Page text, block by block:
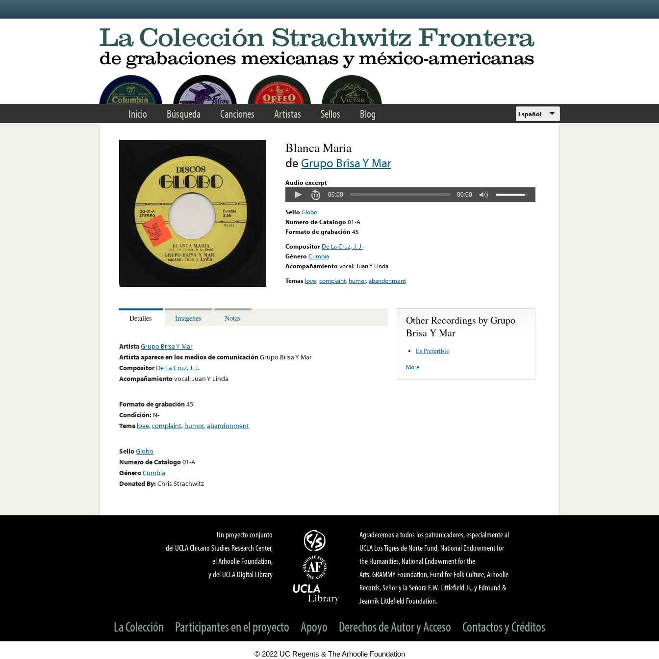
Inicio Búsqueda Canciones Artistas Sellos Blog Español
Blanca Maria
de Grupo Brisa Y Mar
Audio excerpt
00:00 00:00
Sello Globo
Numero de Catalogo 01-A
Formato de grabación 45
Compositor De La Cruz, J. J.
Género Cumbia
Acompañamiento vocal: Juan Y Linda
Temas love,complaint, humor,abandonment
Detalles Imagenes Notas
ArtistaGrupo Brisa Y Mar
Artista aparece en los medios de comunicaciónGrupo Brisa Y Mar
Compositor De La Cruz, J. J.
Acompañamientovocal: Juan Y Linda
Formato de grabación45
Condición: N-
Tema love,complaint, humor,abandonment
SelloGlobo
Numero de Catalogo01-A
GéneroCumbia
Donated By:Chris Strachwitz
Other Recordings by Grupo
Brisa Y Mar
Es Preferible
More
Un proyecto conjunto
del UCLA Chicano Studies Research Center,
el Arhoolie Foundation,
y del UCLA Digital Library
Agradecemos a todos los patronicadores, especialmente al
UCLA Los Tigres de Norte Fund, National Endowment for
the Humanities, National Endowment for the
Arts, GRAMMY Foundation, Fund for Folk Culture, Arhoolie
Records, Señor y la Señora E.W. Littlefield Jr., y Edmund &
Jeannik Littlefield Foundation.
La Colección Participantes en el proyecto Apoyo Derechos de Autor y Acceso Contactos y Créditos
© 2022 UC Regents & The Arhoolie Foundation